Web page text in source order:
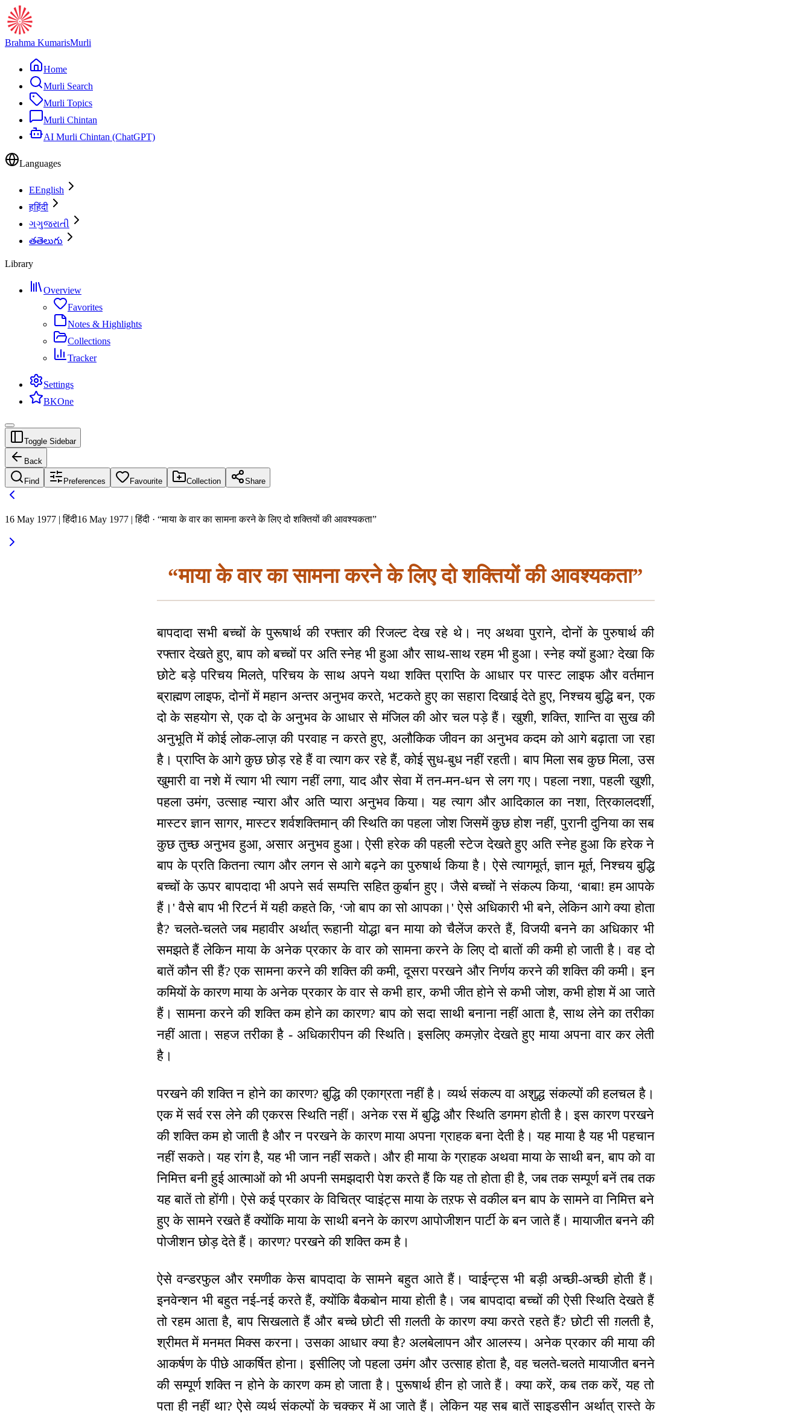
Brahma KumarisMurli
Home
Murli Search
Murli Topics
Murli Chintan
AI Murli Chintan (ChatGPT)
Languages
EEnglish
हहिंदी
ગગુજરાતી
తతెలుగు
Library
Overview
Favorites
Notes & Highlights
Collections
Tracker
Settings
BKOne
Toggle Sidebar
Back
Find Preferences Favourite Collection Share
16 May 1977 | हिंदी16 May 1977 | हिंदी · “माया के वार का सामना करने के लिए दो शक्तियों की आवश्यकता”
“माया के वार का सामना करने के लिए दो शक्तियों की आवश्यकता”
बापदादा सभी बच्चों के पुरूषार्थ की रफ्तार की रिजल्ट देख रहे थे। नए अथवा पुराने, दोनों के पुरुषार्थ की
रफ्तार देखते हुए, बाप को बच्चों पर अति स्नेह भी हुआ और साथ-साथ रहम भी हुआ। स्नेह क्यों हुआ? देखा कि
छोटे बड़े परिचय मिलते, परिचय के साथ अपने यथा शक्ति प्राप्ति के आधार पर पास्ट लाइफ और वर्तमान
ब्राह्मण लाइफ, दोनों में महान अन्तर अनुभव करते, भटकते हुए का सहारा दिखाई देते हुए, निश्चय बुद्धि बन, एक
दो के सहयोग से, एक दो के अनुभव के आधार से मंजिल की ओर चल पड़े हैं। खुशी, शक्ति, शान्ति वा सुख की
अनुभूति में कोई लोक-लाज़ की परवाह न करते हुए, अलौकिक जीवन का अनुभव कदम को आगे बढ़ाता जा रहा
है। प्राप्ति के आगे कुछ छोड़ रहे हैं वा त्याग कर रहे हैं, कोई सुध-बुध नहीं रहती। बाप मिला सब कुछ मिला, उस
खुमारी वा नशे में त्याग भी त्याग नहीं लगा, याद और सेवा में तन-मन-धन से लग गए। पहला नशा, पहली खुशी,
पहला उमंग, उत्साह न्यारा और अति प्यारा अनुभव किया। यह त्याग और आदिकाल का नशा, त्रिकालदर्शी,
मास्टर ज्ञान सागर, मास्टर शर्वशक्तिमान् की स्थिति का पहला जोश जिसमें कुछ होश नहीं, पुरानी दुनिया का सब
कुछ तुच्छ अनुभव हुआ, असार अनुभव हुआ। ऐसी हरेक की पहली स्टेज देखते हुए अति स्नेह हुआ कि हरेक ने
बाप के प्रति कितना त्याग और लगन से आगे बढ़ने का पुरुषार्थ किया है। ऐसे त्यागमूर्त, ज्ञान मूर्त, निश्चय बुद्धि
बच्चों के ऊपर बापदादा भी अपने सर्व सम्पत्ति सहित कुर्बान हुए। जैसे बच्चों ने संकल्प किया, ‘बाबा! हम आपके
हैं।' वैसे बाप भी रिटर्न में यही कहते कि, ‘जो बाप का सो आपका।' ऐसे अधिकारी भी बने, लेकिन आगे क्या होता
है? चलते-चलते जब महावीर अर्थात् रूहानी योद्धा बन माया को चैलेंज करते हैं, विजयी बनने का अधिकार भी
समझते हैं लेकिन माया के अनेक प्रकार के वार को सामना करने के लिए दो बातों की कमी हो जाती है। वह दो
बातें कौन सी हैं? एक सामना करने की शक्ति की कमी, दूसरा परखने और निर्णय करने की शक्ति की कमी। इन
कमियों के कारण माया के अनेक प्रकार के वार से कभी हार, कभी जीत होने से कभी जोश, कभी होश में आ जाते
हैं। सामना करने की शक्ति कम होने का कारण? बाप को सदा साथी बनाना नहीं आता है, साथ लेने का तरीका
नहीं आता। सहज तरीका है - अधिकारीपन की स्थिति। इसलिए कमज़ोर देखते हुए माया अपना वार कर लेती
है।
परखने की शक्ति न होने का कारण? बुद्धि की एकाग्रता नहीं है। व्यर्थ संकल्प वा अशुद्ध संकल्पों की हलचल है।
एक में सर्व रस लेने की एकरस स्थिति नहीं। अनेक रस में बुद्धि और स्थिति डगमग होती है। इस कारण परखने
की शक्ति कम हो जाती है और न परखने के कारण माया अपना ग्राहक बना देती है। यह माया है यह भी पहचान
नहीं सकते। यह रांग है, यह भी जान नहीं सकते। और ही माया के ग्राहक अथवा माया के साथी बन, बाप को वा
निमित्त बनी हुई आत्माओं को भी अपनी समझदारी पेश करते हैं कि यह तो होता ही है, जब तक सम्पूर्ण बनें तब तक
यह बातें तो होंगी। ऐसे कई प्रकार के विचित्र प्वाइंट्स माया के तऱफ से वकील बन बाप के सामने वा निमित्त बने
हुए के सामने रखते हैं क्योंकि माया के साथी बनने के कारण आपोजीशन पार्टी के बन जाते हैं। मायाजीत बनने की
पोजीशन छोड़ देते हैं। कारण? परखने की शक्ति कम है।
ऐसे वन्डरफुल और रमणीक केस बापदादा के सामने बहुत आते हैं। प्वाईन्ट्स भी बड़ी अच्छी-अच्छी होती हैं।
इनवेन्शन भी बहुत नई-नई करते हैं, क्योंकि बैकबोन माया होती है। जब बापदादा बच्चों की ऐसी स्थिति देखते हैं
तो रहम आता है, बाप सिखलाते हैं और बच्चे छोटी सी ग़लती के कारण क्या करते रहते हैं? छोटी सी ग़लती है,
श्रीमत में मनमत मिक्स करना। उसका आधार क्या है? अलबेलापन और आलस्य। अनेक प्रकार की माया की
आकर्षण के पीछे आकर्षित होना। इसीलिए जो पहला उमंग और उत्साह होता है, वह चलते-चलते मायाजीत बनने
की सम्पूर्ण शक्ति न होने के कारण कम हो जाता है। पुरूषार्थ हीन हो जाते हैं। क्या करें, कब तक करें, यह तो
पता ही नहीं था? ऐसे व्यर्थ संकल्पों के चक्कर में आ जाते हैं। लेकिन यह सब बातें साइडसीन अर्थात् रास्ते के